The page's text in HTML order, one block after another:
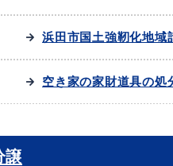
婚 引っ越し・住ま
護
浜田市国土強靭化地域
空き家の家財道具の処
譲